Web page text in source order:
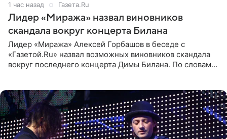
1 час назад Газета.Ru
Лидер «Миража» назвал виновников
скандала вокруг концерта Билана
Лидер «Миража» Алексей Горбашов в беседе с
«Газетой.Ru» назвал возможных виновников скандала
вокруг последнего концерта Димы Билана. По словам